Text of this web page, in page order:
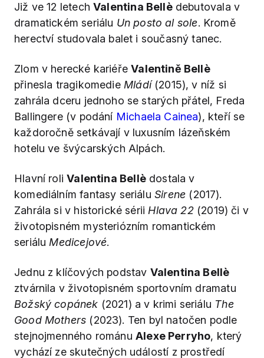
Již ve 12 letechValentina Bellèdebutovala v
dramatickém seriálu Un posto al sole. Kromě
herectví studovala balet i současný tanec.
Zlom v herecké kariéřeValentině Bellè
přinesla tragikomedie Mládí(2015), v níž si
zahrála dceru jednoho se starých přátel, Freda
Ballingere (v podání Michaela Cainea), kteří se
každoročně setkávají v luxusním lázeňském
hotelu ve švýcarských Alpách.
Hlavní roliValentina Bellèdostala v
komediálním fantasy seriáluSirene (2017).
Zahrála si v historické sérii Hlava 22(2019) či v
životopisném mysteriózním romantickém
seriálu Medicejové.
Jednu z klíčových podstav Valentina Bellè
ztvárnila v životopisném sportovním dramatu
Božský copánek (2021) a v krimi seriálu The
Good Mothers (2023). Ten byl natočen podle
stejnojmenného románu Alexe Perryho, který
vychází ze skutečných událostí z prostředí